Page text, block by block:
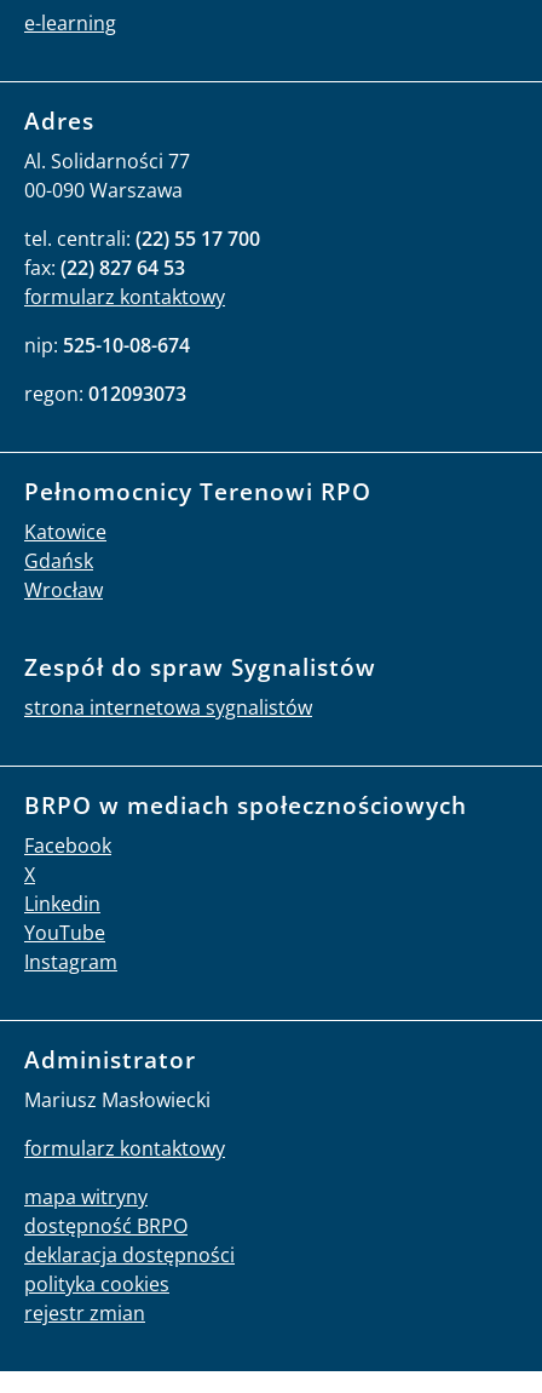
e-learning
Adres
Al. Solidarności 77
00-090 Warszawa
tel. centrali: (22) 55 17 700
fax: (22) 827 64 53
formularz kontaktowy
nip: 525-10-08-674
regon: 012093073
Pełnomocnicy Terenowi RPO
Katowice
Gdańsk
Wrocław
Zespół do spraw Sygnalistów
strona internetowa sygnalistów
BRPO w mediach społecznościowych
Facebook
X
Linkedin
YouTube
Instagram
Administrator
Mariusz Masłowiecki
formularz kontaktowy
mapa witryny
dostępność BRPO
deklaracja dostępności
polityka cookies
rejestr zmian